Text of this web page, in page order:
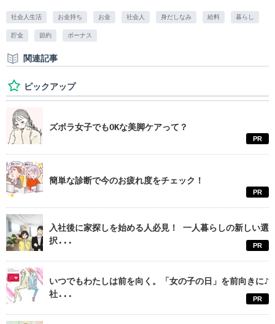
社会人生活 お金持ち お金 社会人 身だしなみ 給料 暮らし
貯金 節約 ボーナス
関連記事
ピックアップ
ズボラ女子でもOKな美脚ケアって？
PR
簡単な診断で今のお疲れ度をチェック！
PR
入社後に家探しを始める人必見！ 一人暮らしの新しい選
択...
PR
いつでもわたしは前を向く。「女の子の日」を前向きに♪
社...
PR